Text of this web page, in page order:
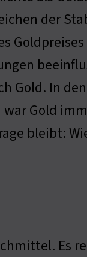
der
Gold. In
Gold
bleibt:
Es